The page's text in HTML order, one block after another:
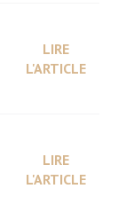
LIRE
L'ARTICLE
LIRE
L'ARTICLE